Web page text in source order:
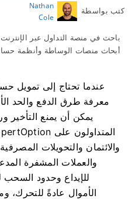
كتب بواسطة
Nathan
Cole
باحث في منصة التداول عبر
أبحاث منصات الوساطة وأنظمة
عندما تحتاج إلى تمويل
معرفة طرق الدفع والحد
يمكن أن يمنع التأخير
والائتمان والتحويلات
والعملات المشفرة
للإيداع وحدود السحب
الأموال عادةً للتحرك،